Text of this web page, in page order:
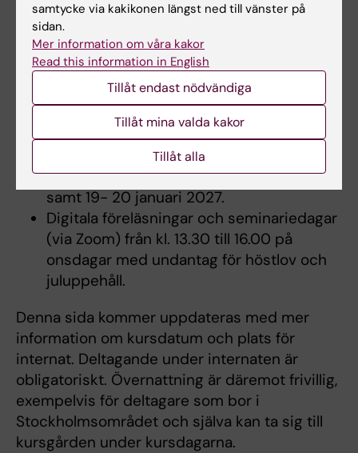
Tid och plats
Kursen planeras att genomföras mellan 14
oktober 2026 – 10 februari 2027. Den består
av följande moment:
Internat som genomförs under två
tillfällen på kursgård i
Stockholmsområdet; 20 -21 oktober 2026
samt 19- 20 januari 2027.
Digitala föreläsningar och seminariedagar
(via Zoom) från kl. 13.30 till 16.00 på
onsdagar med undantag för höstlov och
juluppehåll.
Denna sida kommer uppdateras med mer
information om kursdatum och plats för
internat. Deltagande under internaten är
obligatoriskt. Övernattning är däremot frivillig,
exempelvis för deltagare som bor i
Stockholmsområdet och själva kan ta sig till
kursgården under kursdagarna.
samtycke via kakikonen längst ned till vänster på
sidan.
Mer information om våra kakor
Read this information in English
Tillåt endast nödvändiga
Tillåt mina valda kakor
Tillåt alla